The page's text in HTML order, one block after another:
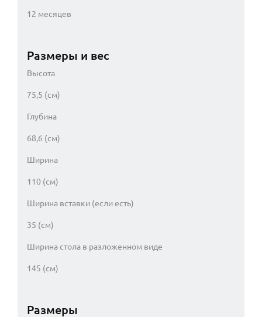
12 месяцев
Размеры и вес
Высота
75,5 (см)
Глубина
68,6 (см)
Ширина
110 (см)
Ширина вставки (если есть)
35 (см)
Ширина стола в разложенном виде
145 (см)
Размеры